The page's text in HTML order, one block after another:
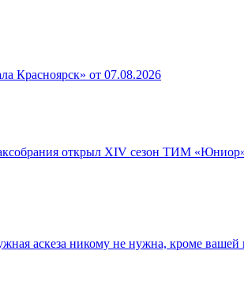
Красноярск» от 07.08.2026
открыл XIV сезон ТИМ
аскеза никому не нужна, кроме вашей